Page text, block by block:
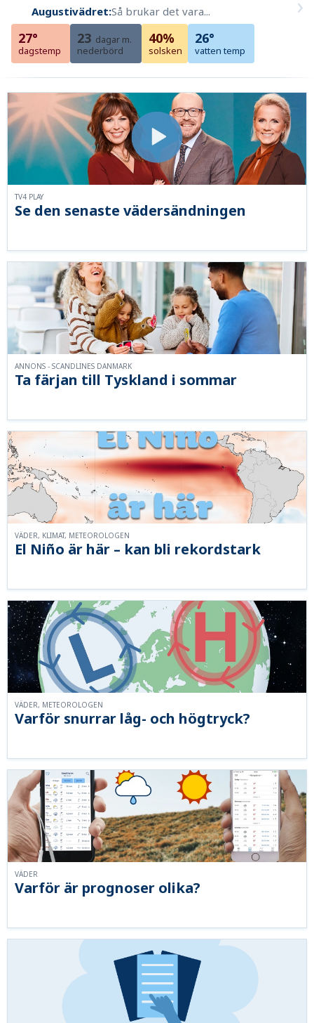
Augustivädret:Så brukar det vara...
27°
dagstemp
23 dagar m.
nederbörd
40%
solsken
26°
vatten temp
Se den senaste vädersändningen
TV4 PLAY
Ta färjan till Tyskland i sommar
ANNONS - SCANDLINES DANMARK
El Niño är här – kan bli rekordstark
VÄDER, KLIMAT, METEOROLOGEN
Varför snurrar låg- och högtryck?
VÄDER, METEOROLOGEN
Varför är prognoser olika?
VÄDER